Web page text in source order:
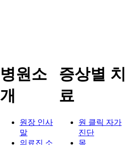
병원소
개
원장 인사
말
의료진 소
증상별 치
료
원 클릭 자가
진단
목